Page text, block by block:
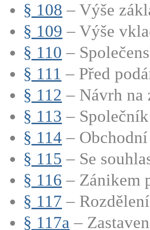
§ 108 – Výše
§ 109 – Výše
§ 110 –
§ 111 – Před
§ 112 – Návrh na
§ 113 –
§ 114 –
§ 115 – Se
§ 116 – Zánikem
§ 117 –
§ 117a –